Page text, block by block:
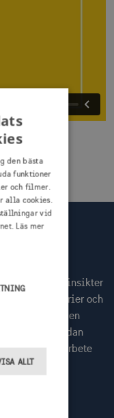
färska insikter
till webbinarier och
samt en
redan
stärka ditt arbete
den bästa
funktioner
och filmer.
alla cookies.
vid
Läs mer
ALLT